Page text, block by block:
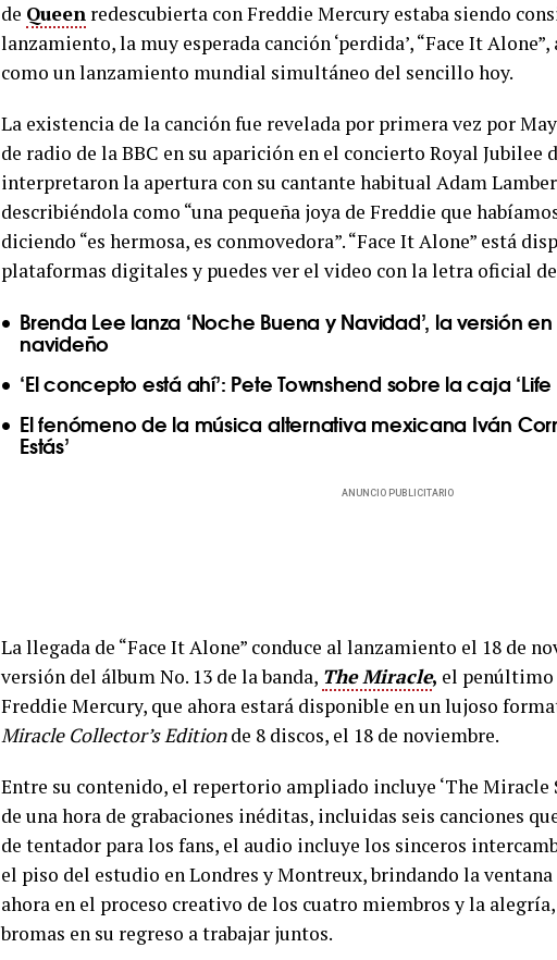
de Queen redescubierta con Freddie Mercury estaba siendo
lanzamiento, la muy esperada canción ‘perdida’, “Face It Alone”,
como un lanzamiento mundial simultáneo del sencillo hoy.
La existencia de la canción fue revelada por primera vez por
de radio de la BBC en su aparición en el concierto Royal Jubilee
interpretaron la apertura con su cantante habitual Adam
describiéndola como “una pequeña joya de Freddie que
diciendo “es hermosa, es conmovedora”. “Face It Alone” está
plataformas digitales y puedes ver el video con la letra oficial
Brenda Lee lanza ‘Noche Buena y Navidad’, la versión
navideño
‘El concepto está ahí’: Pete Townshend sobre la caja
El fenómeno de la música alternativa mexicana Iván
Estás’
ANUNCIO PUBLICITARIO
La llegada de “Face It Alone” conduce al lanzamiento el 18 de
versión del álbum No. 13 de la banda, The Miracle, el penúltimo
Freddie Mercury, que ahora estará disponible en un lujoso
Miracle Collector’s Editionde 8 discos, el 18 de noviembre.
Entre su contenido, el repertorio ampliado incluye ‘The Miracle
de una hora de grabaciones inéditas, incluidas seis canciones
de tentador para los fans, el audio incluye los sinceros
el piso del estudio en Londres y Montreux, brindando la
ahora en el proceso creativo de los cuatro miembros y la
bromas en su regreso a trabajar juntos.